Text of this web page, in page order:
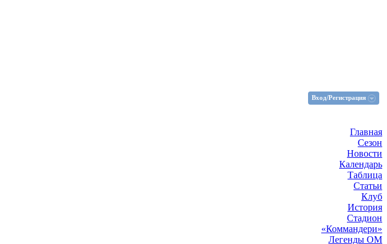
Вход/Регистрация
Главная
Сезон
Новости
Календарь
Таблица
Статьи
Клуб
История
Стадион
«Коммандери»
Легенды ОМ